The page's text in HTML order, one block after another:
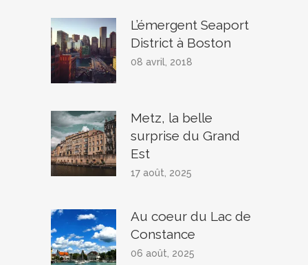
L’émergent Seaport
District à Boston
08 avril, 2018
Metz, la belle
surprise du Grand
Est
17 août, 2025
Au coeur du Lac de
Constance
06 août, 2025